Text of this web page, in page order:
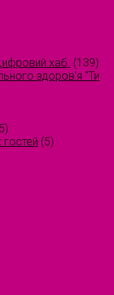
Цифровий хаб. (139)
здоров'я "Ти
гостей (5)